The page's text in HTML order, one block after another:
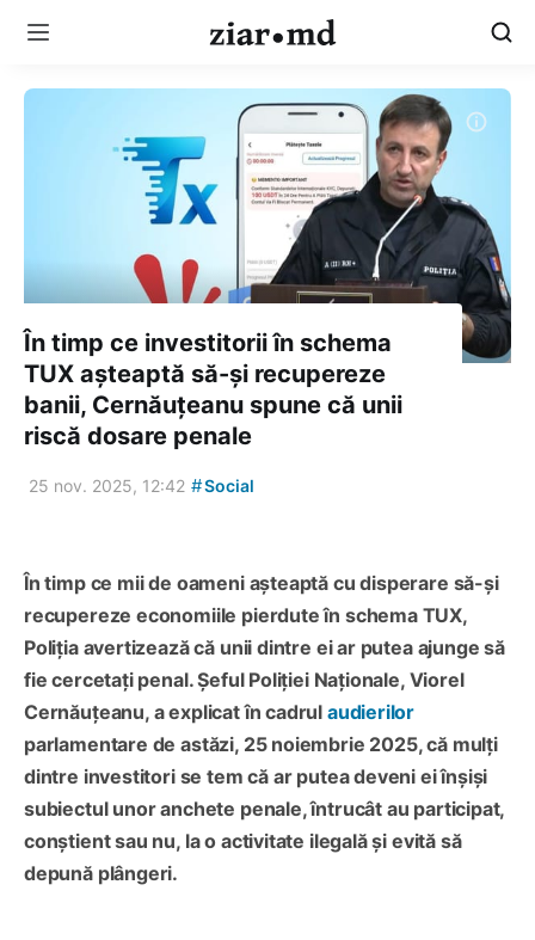
În timp ce investitorii în schema
TUX așteaptă să-și recupereze
banii, Cernăuțeanu spune că unii
riscă dosare penale
25 nov. 2025, 12:42 #Social
În timp ce mii de oameni așteaptă cu disperare să-și
recupereze economiile pierdute în schema TUX,
Poliția avertizează că unii dintre ei ar putea ajunge să
fie cercetați penal. Șeful Poliției Naționale, Viorel
Cernăuțeanu, a explicat în cadrul audierilor
parlamentare de astăzi, 25 noiembrie 2025, că mulți
dintre investitori se tem că ar putea deveni ei înșiși
subiectul unor anchete penale, întrucât au participat,
conștient sau nu, la o activitate ilegală și evită să
depună plângeri.